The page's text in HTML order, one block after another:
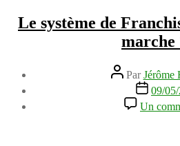
Le système de
marche
Auteur
de
l’article
Par
Date
de
l’article
09/
Un